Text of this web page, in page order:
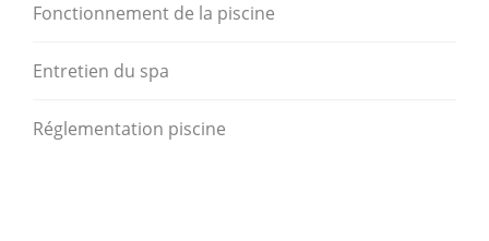
Fonctionnement de la piscine
Entretien du spa
Réglementation piscine